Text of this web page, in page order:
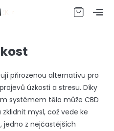
přirozenou alternativu pro
úzkosti a stresu. Díky
systémem těla může CBD
mysl, což vede ke
jedno z nejčastějších